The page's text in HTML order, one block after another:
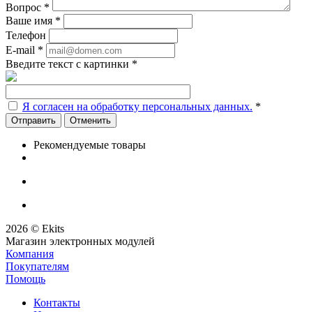
Вопрос *
Ваше имя *
Телефон
E-mail *
Введите текст с картинки *
Я согласен на обработку персональных данных. *
Отменить
Рекомендуемые товары
2026 © Ekits
Магазин электронных модулей
Компания
Покупателям
Помощь
Контакты